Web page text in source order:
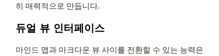
히 매력적으로 만듭니다.
듀얼 뷰 인터페이스
마인드 맵과 마크다운 뷰 사이를 전환할 수 있는 능력은